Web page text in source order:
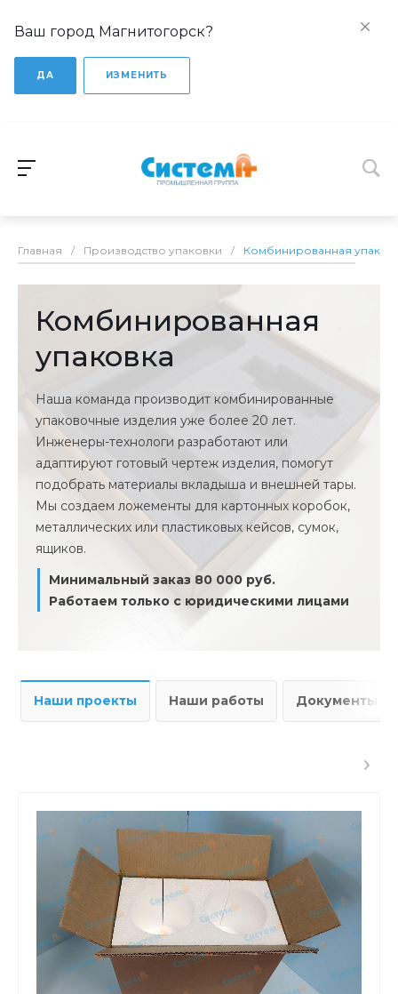
Ваш город Магнитогорск?
ДА ИЗМЕНИТЬ
Главная / Производство упаковки / Комбинированная
Комбинированная
упаковка
Наша команда производит комбинированные
упаковочные изделия уже более 20 лет.
Инженеры-технологи разработают или
адаптируют готовый чертеж изделия, помогут
подобрать материалы вкладыша и внешней тары.
Мы создаем ложементы для картонных коробок,
металлических или пластиковых кейсов, сумок,
ящиков.
Минимальный заказ 80 000 руб.
Работаем только с юридическими лицами
Наши проекты Наши работы Документы